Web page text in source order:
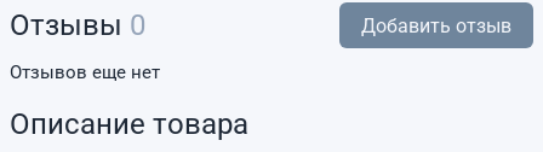
Отзывы 0 Добавить отзыв
Отзывов еще нет
Описание товара